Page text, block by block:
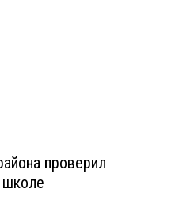
проверил
школе